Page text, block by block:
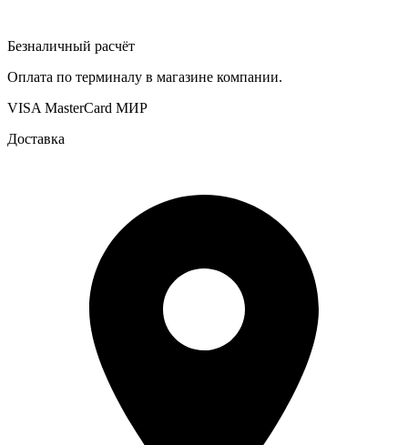
Безналичный расчёт
Оплата по терминалу в магазине компании.
VISA MasterCard МИР
Доставка